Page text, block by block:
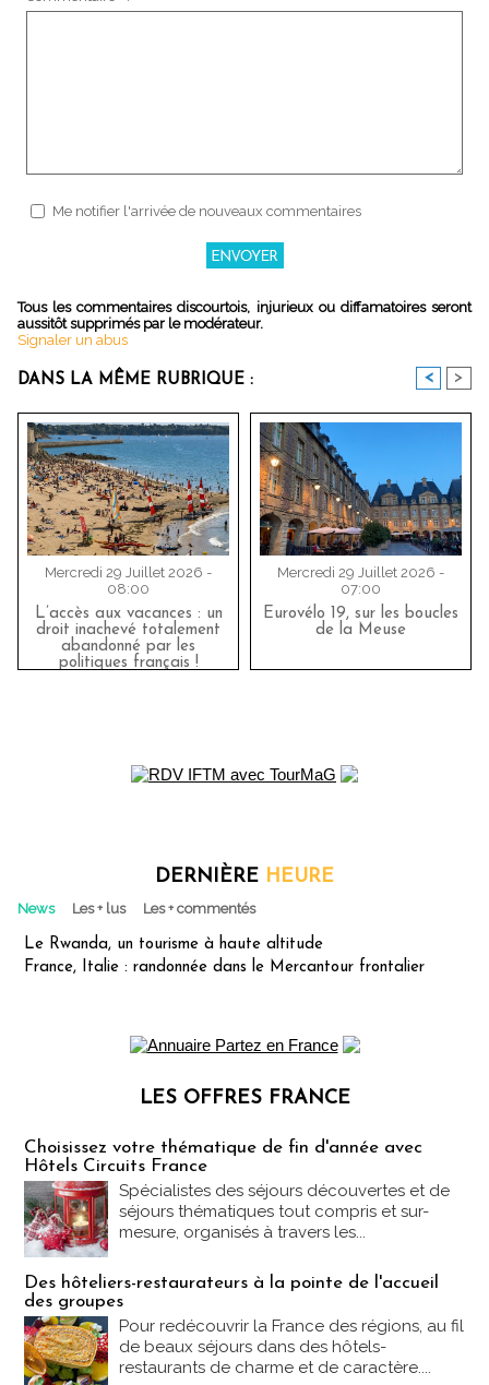
Me notifier l'arrivée de nouveaux commentaires
Tous les commentaires discourtois, injurieux ou diffamatoires seront
aussitôt supprimés par le modérateur.
Signaler un abus
DANS LA MÊME RUBRIQUE : < >
Mercredi 29 Juillet 2026 -
08:00
L’accès aux vacances : un
droit inachevé totalement
abandonné par les
politiques français !
Mercredi 29 Juillet 2026 -
07:00
Eurovélo 19, sur les boucles
de la Meuse
DERNIÈRE HEURE
News Les + lus Les + commentés
Le Rwanda, un tourisme à haute altitude
France, Italie : randonnée dans le Mercantour frontalier
LES OFFRES FRANCE
Choisissez votre thématique de fin d'année avec
Hôtels Circuits France
Spécialistes des séjours découvertes et de
séjours thématiques tout compris et sur-
mesure, organisés à travers les...
Des hôteliers-restaurateurs à la pointe de l'accueil
des groupes
Pour redécouvrir la France des régions, au fil
de beaux séjours dans des hôtels-
restaurants de charme et de caractère....